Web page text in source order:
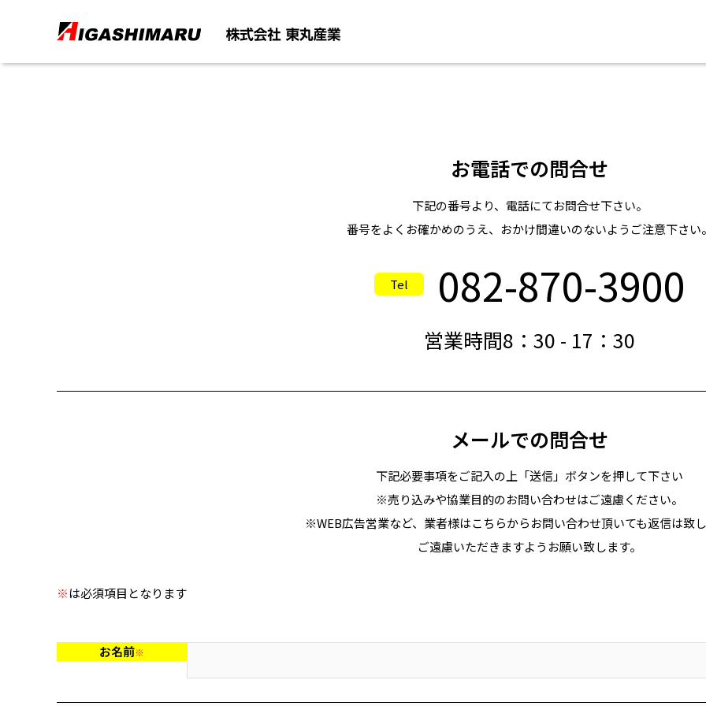
お電話での問合せ
下記の番号より、電話にてお問合せ下さい。
番号をよくお確かめのうえ、おかけ間違いのないようご注意下さい。
Tel 082-870-3900
営業時間8：30 - 17：30
メールでの問合せ
下記必要事項をご記入の上「送信」ボタンを押して下さい
※売り込みや協業目的のお問い合わせはご遠慮ください。
※WEB広告営業など、業者様はこちらからお問い合わせ頂いても返信は致し
ご遠慮いただきますようお願い致します。
の
ー
ル
は
※は必須項目となります
お名前※